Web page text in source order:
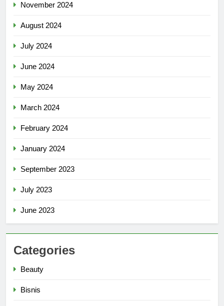
November 2024
August 2024
July 2024
June 2024
May 2024
March 2024
February 2024
January 2024
September 2023
July 2023
June 2023
Categories
Beauty
Bisnis